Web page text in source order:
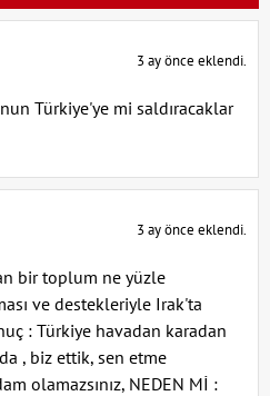
3 ay önce eklendi.
Türkiye'ye mi saldıracaklar
3 ay önce eklendi.
bir toplum ne yüzle
ve destekleriyle Irak'ta
: Türkiye havadan karadan
, biz ettik, sen etme
olamazsınız, NEDEN Mİ :